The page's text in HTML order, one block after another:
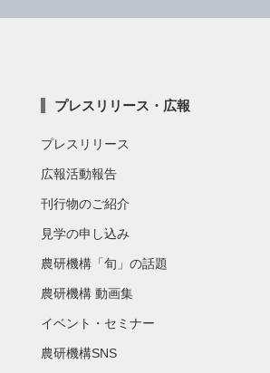
プレスリリース・広報
プレスリリース
広報活動報告
刊行物のご紹介
見学の申し込み
農研機構「旬」の話題
農研機構 動画集
イベント・セミナー
農研機構SNS